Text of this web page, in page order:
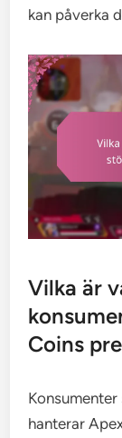
kan påverka
Vilka är
Coins
hanterar